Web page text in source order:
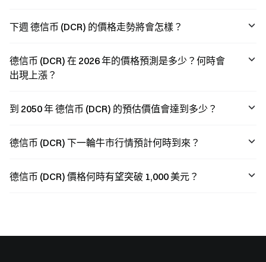
下週 德信币 (DCR) 的價格走勢將會怎樣？
德信币 (DCR) 在 2026 年的價格預測是多少？何時會
出現上漲？
到 2050 年 德信币 (DCR) 的預估價值會達到多少？
德信币 (DCR) 下一輪牛市行情預計何時到來？
德信币 (DCR) 價格何時有望突破 1,000 美元？